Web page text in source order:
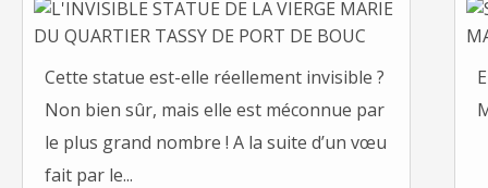
Cette statue est-elle réellement invisible ?
Non bien sûr, mais elle est méconnue par
le plus grand nombre ! A la suite d’un vœu
fait par le...